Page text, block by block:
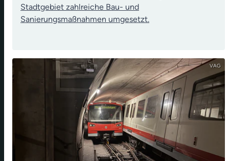
Stadtgebiet zahlreiche Bau- und
Sanierungsmaßnahmen umgesetzt.
VAG